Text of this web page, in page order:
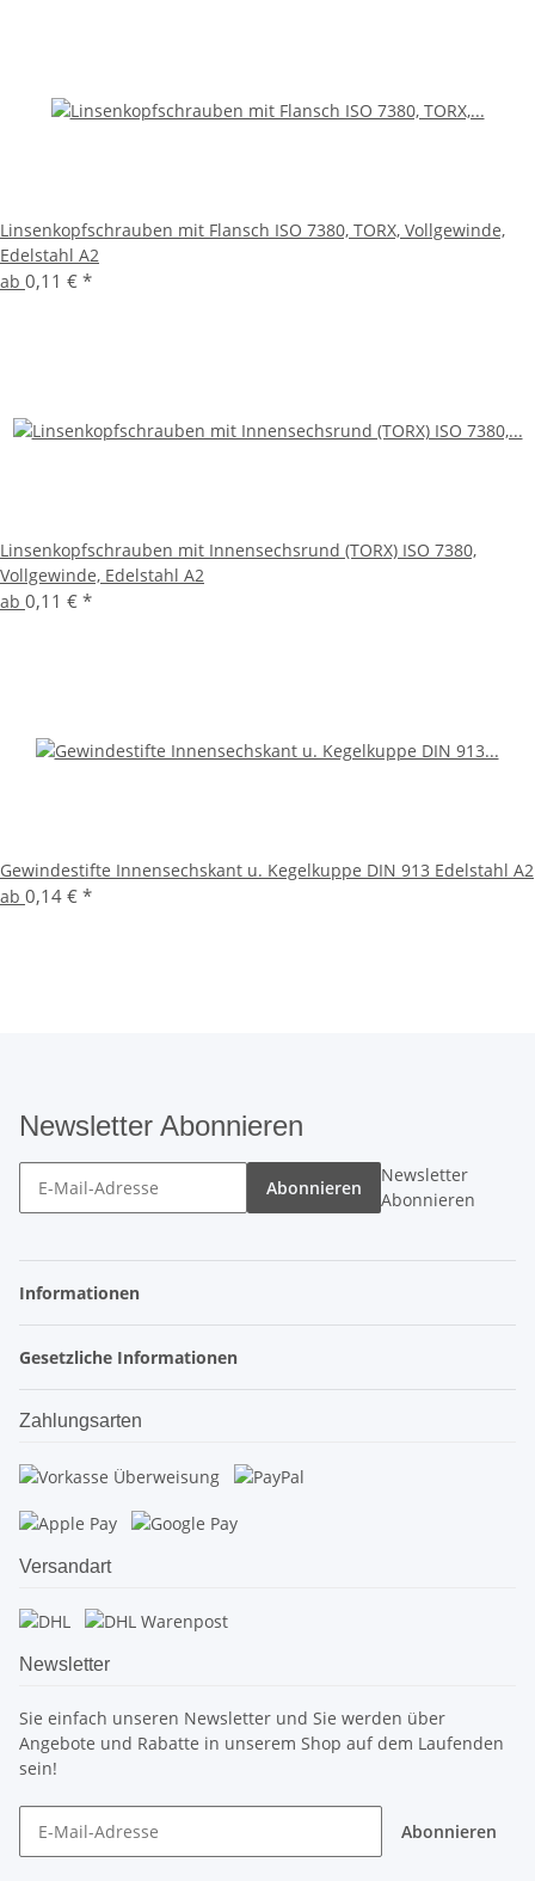
Linsenkopfschrauben mit Flansch ISO 7380, TORX, Vollgewinde,
Edelstahl A2
ab 0,11 € *
Linsenkopfschrauben mit Innensechsrund (TORX) ISO 7380,
Vollgewinde, Edelstahl A2
ab 0,11 € *
Gewindestifte Innensechskant u. Kegelkuppe DIN 913 Edelstahl A2
ab 0,14 € *
Newsletter Abonnieren
Abonnieren
Newsletter
Abonnieren
Informationen
Gesetzliche Informationen
Zahlungsarten
Versandart
Newsletter
Sie einfach unseren Newsletter und Sie werden über
Angebote und Rabatte in unserem Shop auf dem Laufenden
sein!
Abonnieren